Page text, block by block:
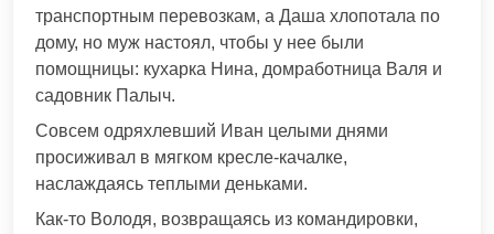
транспортным перевозкам, а Даша хлопотала по
дому, но муж настоял, чтобы у нее были
помощницы: кухарка Нина, домработница Валя и
садовник Палыч.
Совсем одряхлевший Иван целыми днями
просиживал в мягком кресле-качалке,
наслаждаясь теплыми деньками.
Как-то Володя, возвращаясь из командировки,